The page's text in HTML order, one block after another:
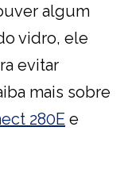
algum
vidro, ele
evitar
mais sobre
280E e